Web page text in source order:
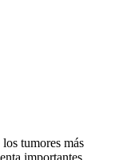
tumores más